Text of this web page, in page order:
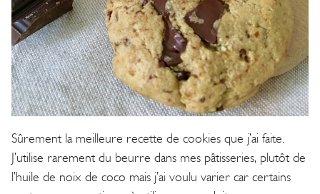
Sûrement la meilleure recette de cookies que j’ai faite.
J’utilise rarement du beurre dans mes pâtisseries, plutôt de
l’huile de noix de coco mais j’ai voulu varier car certains